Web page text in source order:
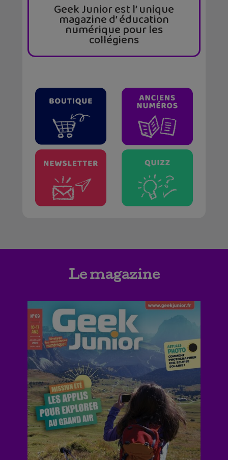
Geek Junior est l’ unique
magazine d’ éducation
numérique pour les
collégiens
Le magazine